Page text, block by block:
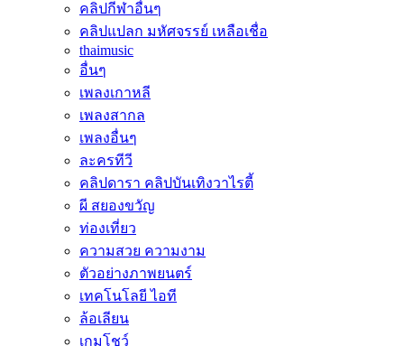
คลิปกีฬาอื่นๆ
คลิปแปลก มหัศจรรย์ เหลือเชื่อ
thaimusic
อื่นๆ
เพลงเกาหลี
เพลงสากล
เพลงอื่นๆ
ละครทีวี
คลิปดารา คลิปบันเทิงวาไรตี้
ผี สยองขวัญ
ท่องเที่ยว
ความสวย ความงาม
ตัวอย่างภาพยนตร์
เทคโนโลยี ไอที
ล้อเลียน
เกมโชว์